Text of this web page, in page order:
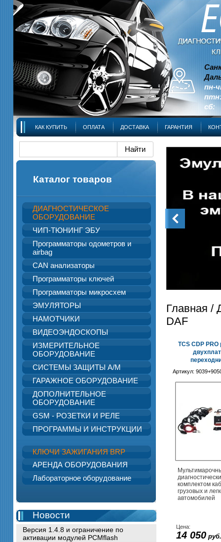
пн-
сб:
КАК КУПИТЬ ОПЛАТА ДОСТАВКА ГАРАНТИЯ
Каталог товаров
ДИАГНОСТИЧЕСКОЕ
ОБОРУДОВАНИЕ
ЧИП-ТЮНИНГ ЭБУ
Программаторы одометров и
airbag
CAN анализаторы
Программаторы ключей
Программаторы микросхем
ЭМУЛЯТОРЫ
НАМОТЧИКИ
ВИДЕОЭНДОСКОПЫ
ИЗМЕРИТЕЛЬНОЕ
ОБОРУДОВАНИЕ
СИСТЕМЫ ЗАЩИТЫ А/М
ГАРАЖНОЕ ОБОРУДОВАНИЕ
ДОПОЛНИТЕЛЬНОЕ
ОБОРУДОВАНИЕ
GSM - РОЗЕТКИ И РЕЛЕ
ПРОГРАММЫ И ИНСТРУКЦИИ
КЛЮЧИ ЗАЖИГАНИЯ BRP
АРЕНДА ОБОРУДОВАНИЯ
Лабораторное оборудование
Новости
Версия 1.4.8 и ограничение по
активации модулей PCMflash
Главная /
DAF
TCS CDP
Артикул:
комплектом
грузовых и
автомобилей
Цена:
14 050руб.